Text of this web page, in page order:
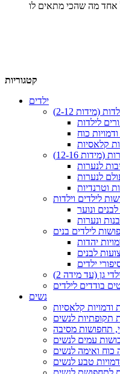
קטגוריות
ילדים
(מידות 2-12)
לילדות
כוח
קלאסיות
12-16)
לנערות
לנערות
וטרנדיות
לילדים וילדות
ונוער
ונערות
לילדים בנים
יהדות
לבנים
ילדים
גן (עד מידה 2)
בודדים לילדים
נשים
ודמויות קלאסיות
תקופתיות לנשים
תחפושות מסיבה
עמים לנשים
כוח ואימה לנשים
טבע לנשים